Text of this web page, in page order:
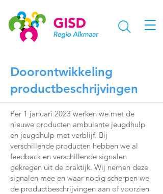
Doorontwikkeling
productbeschrijvingen
Per 1 januari 2023 werken we met de
nieuwe producten ambulante jeugdhulp
en jeugdhulp met verblijf. Bij
verschillende producten hebben we al
feedback en verschillende signalen
gekregen uit de praktijk. Wij nemen deze
signalen mee en waar nodig scherpen we
de productbeschrijvingen aan of voorzien